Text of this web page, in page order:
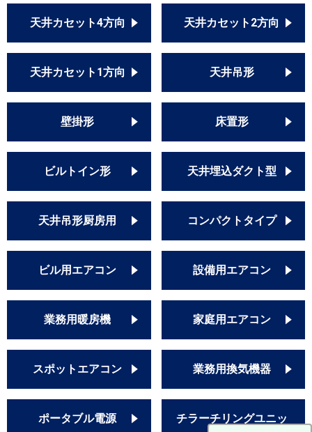
天井カセット4方向 天井カセット2方向
天井カセット1方向 天井吊形
壁掛形 床置形
ビルトイン形 天井埋込ダクト型
天井吊形厨房用 コンパクトタイプ
ビル用エアコン 設備用エアコン
業務用暖房機 家庭用エアコン
スポットエアコン 業務用換気機器
ポータブル電源
チラーチリングユニッ